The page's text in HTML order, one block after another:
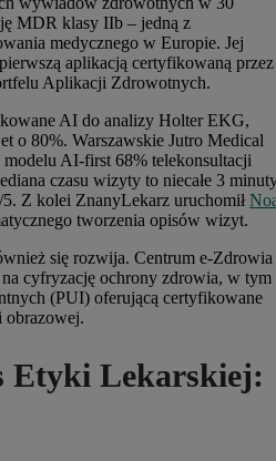
MDR klasy IIb – jedną z
medycznego w Europie. Jej
aplikacją certyfikowaną przez
Aplikacji Zdrowotnych.
AI do analizy Holter EKG,
o 80%. Warszawskie Jutro Medical
modelu AI-first 68% telekonsultacji
czasu wizyty to niecałe 3
Z kolei ZnanyLekarz uruchomił
tworzenia opisów wizyt.
się rozwija. Centrum e-Zdrowia
na cyfryzację ochrony zdrowia, w tym
(PUI) oferującą certyfikowane
obrazowej.
Etyki Lekarskiej: